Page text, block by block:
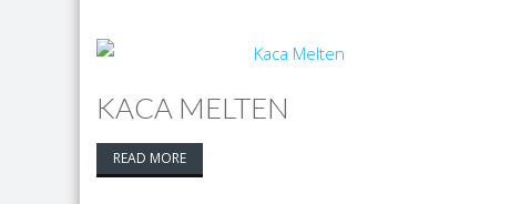
KACA MELTEN
READ MORE